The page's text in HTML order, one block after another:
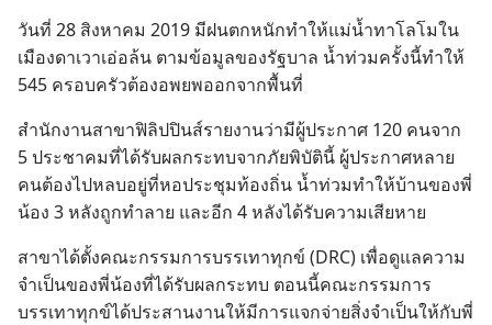
วัน​ที่ 28 สิงหาคม 2019 มี​ฝน​ตก​หนัก​ทำ​ให้​แม่น้ำ​ทา​โล​โม​ใน​
เมือง​ดา​เวา​เอ่อ​ล้น ตาม​ข้อมูล​ของ​รัฐบาล น้ำ​ท่วม​ครั้ง​นี้​ทำ​ให้
545 ครอบครัว​ต้อง​อพยพ​ออก​จาก​พื้น​ที่
สำนักงาน​สาขา​ฟิลิปปินส์​รายงาน​ว่า​มี​ผู้​ประกาศ 120 คน​จาก
5 ประชาคม​ที่​ได้​รับ​ผล​กระทบ​จาก​ภัย​พิบัติ​นี้ ผู้​ประกาศ​หลาย​
คน​ต้อง​ไป​หลบ​อยู่​ที่​หอ​ประชุม​ท้องถิ่น น้ำ​ท่วม​ทำ​ให้​บ้าน​ของ​พี่​
น้อง 3 หลัง​ถูก​ทำลาย และ​อีก 4 หลัง​ได้​รับ​ความ​เสียหาย
สาขา​ได้​ตั้ง​คณะ​กรรมการ​บรรเทา​ทุกข์ (DRC) เพื่อ​ดู​แล​ความ​
จำเป็น​ของ​พี่​น้อง​ที่​ได้​รับ​ผล​กระทบ ตอน​นี้​คณะ​กรรมการ​
บรรเทา​ทุกข์​ได้​ประสาน​งาน​ให้​มี​การ​แจก​จ่าย​สิ่ง​จำเป็น​ให้​กับ​พี่​